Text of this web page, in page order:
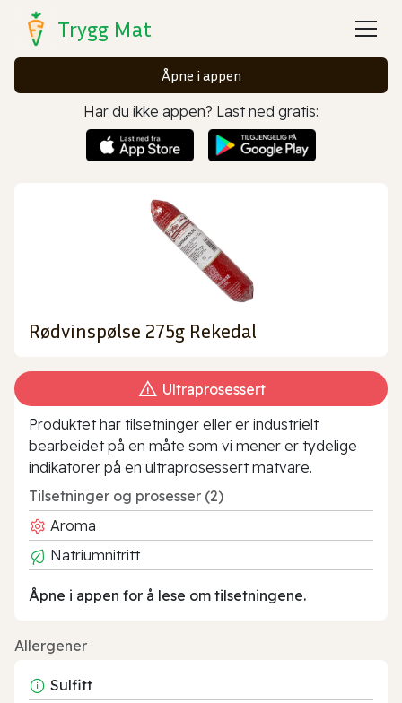
Trygg Mat
Åpne i appen
Har du ikke appen? Last ned gratis:
Rødvinspølse 275g Rekedal
Ultraprosessert
Produktet har tilsetninger eller er industrielt
bearbeidet på en måte som vi mener er tydelige
indikatorer på en ultraprosessert matvare.
Tilsetninger og prosesser (2)
Aroma
Natriumnitritt
Åpne i appen for å lese om tilsetningene.
Allergener
Sulfitt